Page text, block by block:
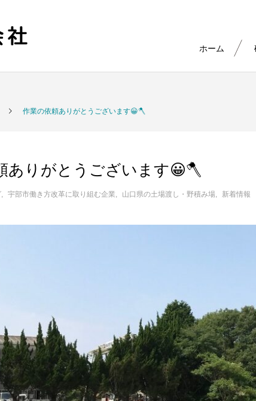
ホーム
作業の依頼ありがとうございます😀🪓
ありがとうございます😀🪓
宇部市働き方改革に取り組む企業 山口県の土場渡し・野積み場 新着情報